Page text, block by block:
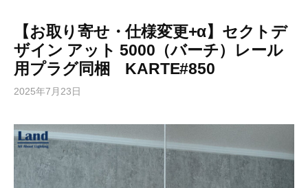
【お取り寄せ・仕様変更+α】セクトデ
ザイン アット 5000（バーチ）レール
用プラグ同梱 KARTE#850
2025年7月23日